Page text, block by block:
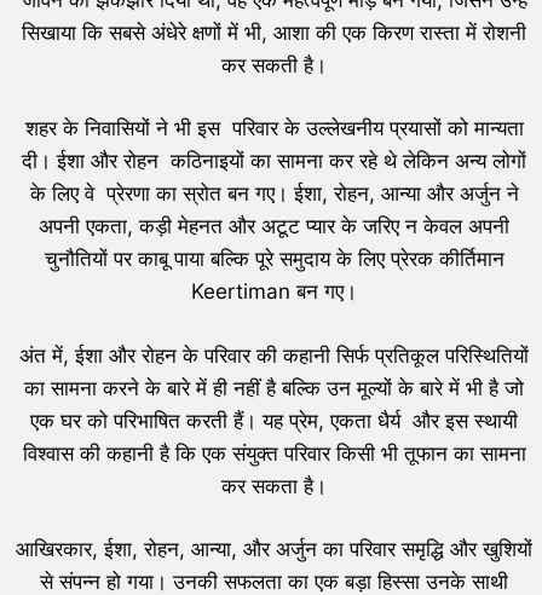
सिखाया कि सबसे अंधेरे क्षणों में भी, आशा की एक किरण रास्ता में रोशनी
कर सकती है।
शहर के निवासियों ने भी इस परिवार के उल्लेखनीय प्रयासों को मान्यता
दी। ईशा और रोहन कठिनाइयों का सामना कर रहे थे लेकिन अन्य लोगों
के लिए वे प्रेरणा का स्रोत बन गए। ईशा, रोहन, आन्या और अर्जुन ने
अपनी एकता, कड़ी मेहनत और अटूट प्यार के जरिए न केवल अपनी
चुनौतियों पर काबू पाया बल्कि पूरे समुदाय के लिए प्रेरक कीर्तिमान
Keertiman बन गए।
अंत में, ईशा और रोहन के परिवार की कहानी सिर्फ प्रतिकूल परिस्थितियों
का सामना करने के बारे में ही नहीं है बल्कि उन मूल्यों के बारे में भी है जो
एक घर को परिभाषित करती हैं। यह प्रेम, एकता धैर्य और इस स्थायी
विश्वास की कहानी है कि एक संयुक्त परिवार किसी भी तूफान का सामना
कर सकता है।
आखिरकार, ईशा, रोहन, आन्या, और अर्जुन का परिवार समृद्धि और खुशियों
से संपन्न हो गया। उनकी सफलता का एक बड़ा हिस्सा उनके साथी